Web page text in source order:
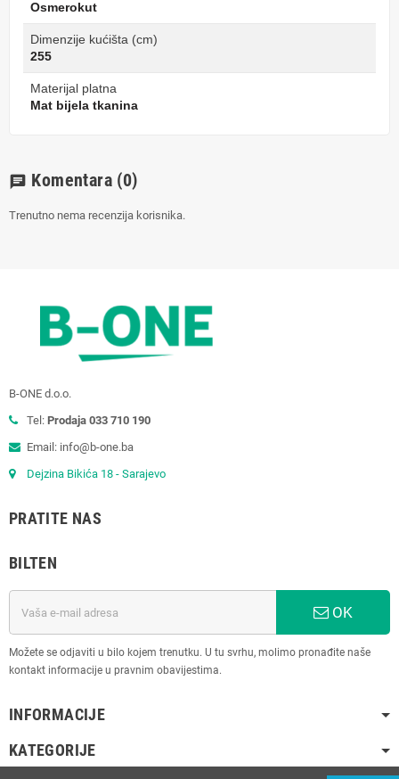
Osmerokut
Dimenzije kućišta (cm)
255
Materijal platna
Mat bijela tkanina
chat Komentara (0)
Trenutno nema recenzija korisnika.
B-ONE d.o.o.
Tel: Prodaja 033 710 190
Email: info@b-one.ba
Dejzina Bikića 18 - Sarajevo
PRATITE NAS
BILTEN
OK
Možete se odjaviti u bilo kojem trenutku. U tu svrhu, molimo pronađite naše
kontakt informacije u pravnim obavijestima.
INFORMACIJE
KATEGORIJE